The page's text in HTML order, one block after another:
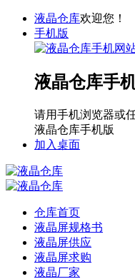
液晶仓库欢迎您！
手机版
液晶仓库手
请用手机浏览器或
液晶仓库手机版
加入桌面
仓库首页
液晶屏规格书
液晶屏供应
液晶屏求购
液晶厂家